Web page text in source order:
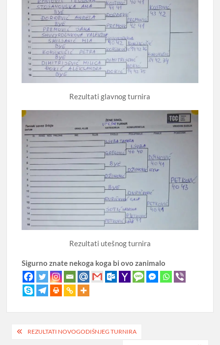
Rezultati glavnog turnira
Rezultati utešnog turnira
Sigurno znate nekoga koga bi ovo zanimalo
PostREZULTATI NOVOGODIŠNJEG TURNIRA